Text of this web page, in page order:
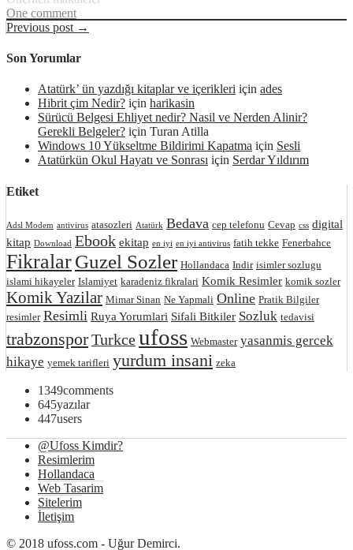
One comment
Previous post →
Son Yorumlar
Atatürk’ ün yazdığı kitaplar ve içerikleri için ades
Hibrit çim Nedir? için harikasin
Sürücü Belgesi Ehliyet nedir? Nasil ve Nerden Alinir?
Gerekli Belgeler? için Turan Atilla
Windows 10 Yükseltme Bildirimi Kapatma için Sesli
Atatürkün Okul Hayatı ve Sonrası için Serdar Yıldırım
Etiket
Adsl Modem antivirus atasozleri Atatürk Bedava cep telefonu Cevap css digital
kitap Download Ebook ekitap en iyi en iyi antivirus fatih tekke Fenerbahce
FikralarGuzel Sozler Hollandaca Indir isimler sozlugu
islami hikayeler Islamiyet karadeniz fikralari Komik Resimler komik sozler
Komik Yazilar Mimar Sinan Ne Yapmali Online Pratik Bilgiler
resimler Resimli Ruya Yorumlari Sifali Bitkiler Sozluk tedavisi
trabzonsporTurkceufoss Webmaster yasanmis gercek
hikaye yemek tarifleri yurdum insani zeka
1349comments
645yazılar
447users
@Ufoss Kimdir?
Resimlerim
Hollandaca
Web Tasarim
Sitelerim
İletişim
© 2018 ufoss.com - Uğur Demirci.